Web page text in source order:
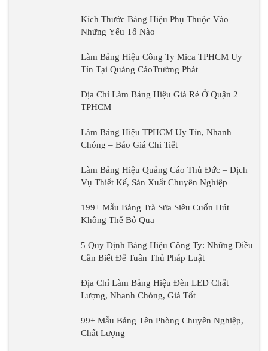
Kích Thước Bảng Hiệu Phụ Thuộc Vào
Những Yếu Tố Nào
Làm Bảng Hiệu Công Ty Mica TPHCM Uy
Tín Tại Quảng CáoTrường Phát
Địa Chỉ Làm Bảng Hiệu Giá Rẻ Ở Quận 2
TPHCM
Làm Bảng Hiệu TPHCM Uy Tín, Nhanh
Chóng – Báo Giá Chi Tiết
Làm Bảng Hiệu Quảng Cáo Thủ Đức – Dịch
Vụ Thiết Kế, Sản Xuất Chuyên Nghiệp
199+ Mẫu Bảng Trà Sữa Siêu Cuốn Hút
Không Thể Bỏ Qua
5 Quy Định Bảng Hiệu Công Ty: Những Điều
Cần Biết Để Tuân Thủ Pháp Luật
Địa Chỉ Làm Bảng Hiệu Đèn LED Chất
Lượng, Nhanh Chóng, Giá Tốt
99+ Mẫu Bảng Tên Phòng Chuyên Nghiệp,
Chất Lượng